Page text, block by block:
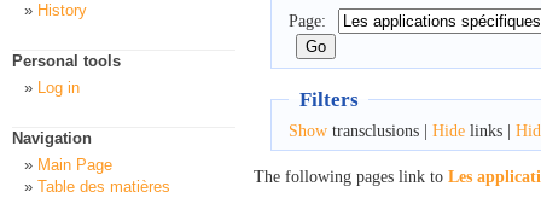
Page:
Filters
Showtransclusions | Hidelinks |
The following pages link to Les
History
Personal tools
Log in
Navigation
Main Page
Table des matières